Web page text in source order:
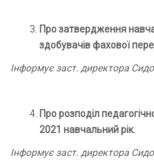
Про затвердження
здобувачів фахової
Інформує заст. директора
Про розподіл
2021 навчальний рік.
Інформує заст. директора